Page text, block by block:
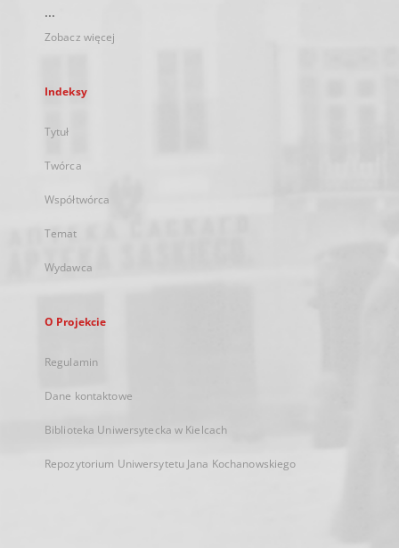
...
Zobacz więcej
Indeksy
Tytuł
Twórca
Współtwórca
Temat
Wydawca
O Projekcie
Regulamin
Dane kontaktowe
Biblioteka Uniwersytecka w Kielcach
Repozytorium Uniwersytetu Jana Kochanowskiego